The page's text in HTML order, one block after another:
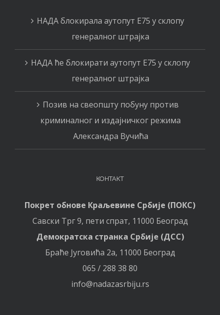
НАДА блокирала аутопут Е75 у склопу
генералног штрајка
НАДА ће блокирати аутопут Е75 у склопу
генералног штрајка
Позив на свеопшту побуну против
криминалног и издајничког режима
Александра Вучића
КОНТАКТ
Покрет обнове Краљевине Србије (ПОКС)
Савски Трг 9, пети спрат, 11000 Београд
Демократска странка Србије (ДСС)
Браће Југовића 2а, 11000 Београд
065 / 288 38 80
info@nadazasrbiju.rs